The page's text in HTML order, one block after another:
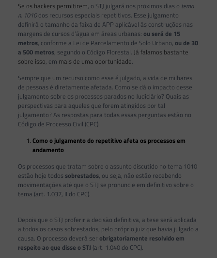
Se os hackers permitirem, o STJ julgará nos próximos dias o tema
n. 1010dos recursos especiais repetitivos. Esse julgamento
definirá o tamanho da faixa de APP aplicável às construções nas
margens de cursos d’água em áreas urbanas: ou será de 15
metros, conforme a Lei de Parcelamento de Solo Urbano, ou de 30
a 500 metros, segundo o Código Florestal. Já falamos bastante
sobre isso, em mais de uma oportunidade.
Sempre que um recurso como esse é julgado, a vida de milhares
de pessoas é diretamente afetada. Como se dá o impacto desse
julgamento sobre os processos parados no Judiciário? Quais as
perspectivas para aqueles que forem atingidos por tal
julgamento? As respostas para todas essas perguntas estão no
Código de Processo Civil (CPC).
Como o julgamento do repetitivo afeta os processos em
andamento
Os processos que tratam sobre o assunto discutido no tema 1010
estão hoje todos sobrestados, ou seja, não estão recebendo
movimentações até que o STJ se pronuncie em definitivo sobre o
tema (art. 1.037, II do CPC).
Depois que o STJ proferir a decisão definitiva, a tese será aplicada
a todos os casos sobrestados, pelo próprio juiz que havia julgado a
causa. O processo deverá ser obrigatoriamente resolvido em
respeito ao que disse o STJ (art. 1.040 do CPC).